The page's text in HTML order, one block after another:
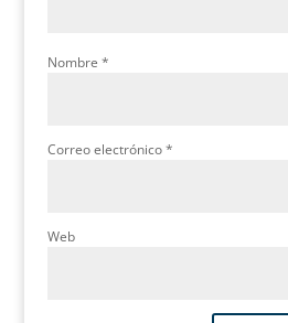
Nombre *
Correo electrónico*
Web